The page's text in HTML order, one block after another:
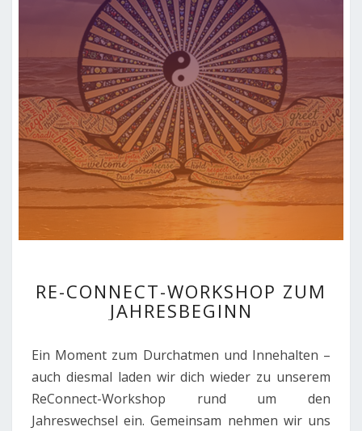
CONNECT-
WORKSHOP
RE-CONNECT-WORKSHOP ZUM
JAHRESBEGINN
Ein Moment zum Durchatmen und Innehalten –
auch diesmal laden wir dich wieder zu unserem
ReConnect-Workshop rund um den
Jahreswechsel ein. Gemeinsam nehmen wir uns